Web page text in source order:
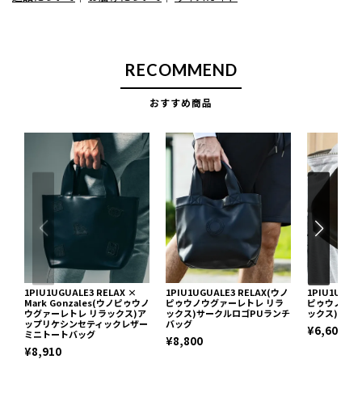
RECOMMEND
おすすめ商品
1PIU1UGUALE3 RELAX ×
Mark Gonzales(ウノピゥウノ
ウグァーレトレ リラックス)ア
ップリケシンセティックレザー
ミニトートバッグ
¥8,910
1PIU1UGUALE3 RELAX(ウノ
ピゥウノウグァーレトレ リラ
ックス)サークルロゴPUランチ
バッグ
¥8,800
ピゥウノウ
ックス)ポン
¥6,600